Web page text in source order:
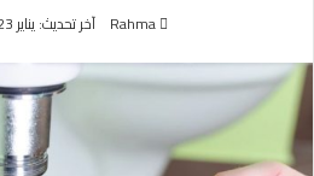
Rahma آخر تحديث: يناير 23, 2020